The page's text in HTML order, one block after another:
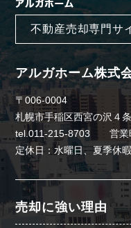
不動産売却専門サ
アルガホーム株式
〒006-0004
札幌市手稲区西宮の沢４
tel.011-215-8703 営
定休日：水曜日、夏季休
売却に強い理由